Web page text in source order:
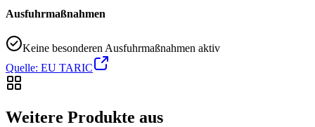
Ausfuhrmaßnahmen
Keine besonderen Ausfuhrmaßnahmen aktiv
Quelle: EU TARIC
Weitere Produkte aus